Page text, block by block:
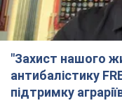
"Захист нашого
антибалістику
підтримку